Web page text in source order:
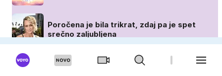
Poročena je bila trikrat, zdaj pa je spet
srečno zaljubljena
To je pijača, ki jo letošnje poletje naročajo